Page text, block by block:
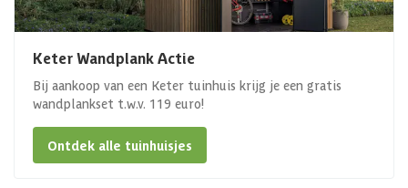
Keter Wandplank Actie
Bij aankoop van een Keter tuinhuis krijg je een gratis
wandplankset t.w.v. 119 euro!
Ontdek alle tuinhuisjes